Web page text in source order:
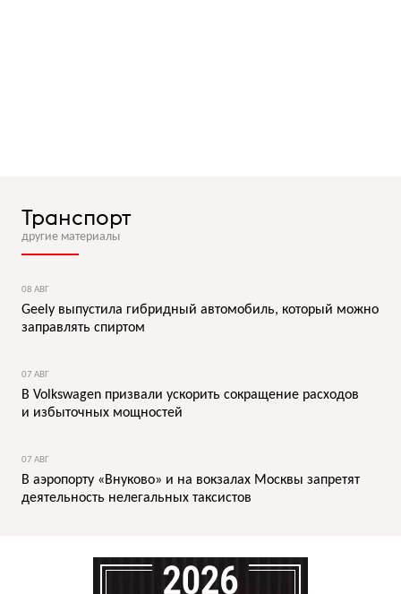
Транспорт
другие материалы
08 АВГ
Geely выпустила гибридный автомобиль, который можно
заправлять спиртом
07 АВГ
В Volkswagen призвали ускорить сокращение расходов
и избыточных мощностей
07 АВГ
В аэропорту «Внуково» и на вокзалах Москвы запретят
деятельность нелегальных таксистов